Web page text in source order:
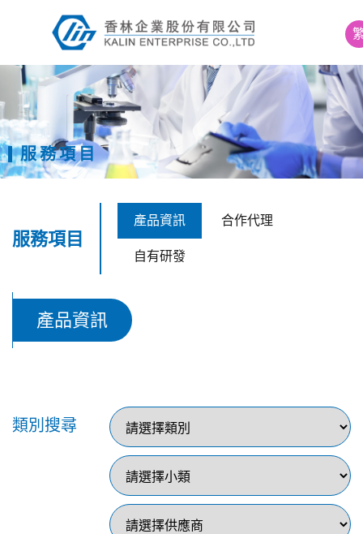
服務項目
服務項目
產品資訊 合作代理
自有研發
產品資訊
類別搜尋